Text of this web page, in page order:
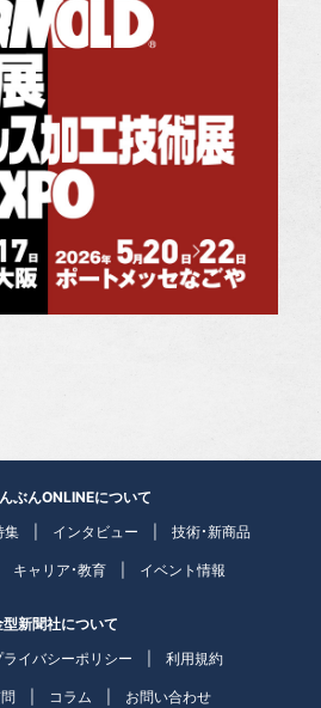
ぶんONLINEについて
集 インタビュー 技術・新商品
キャリア・教育 イベント情報
型新聞社について
ライバシーポリシー 利用規約
コラム お問い合わせ